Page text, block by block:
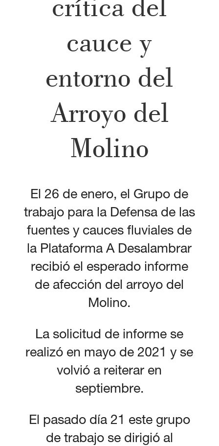
cauce y
entorno del
Arroyo del
Molino
El 26 de enero, el Grupo de
trabajo para la Defensa de las
fuentes y cauces fluviales de
la Plataforma A Desalambrar
recibió el esperado informe
de afección del arroyo del
Molino.
La solicitud de informe se
realizó en mayo de 2021 y se
volvió a reiterar en
septiembre.
El pasado día 21 este grupo
de trabajo se dirigió al